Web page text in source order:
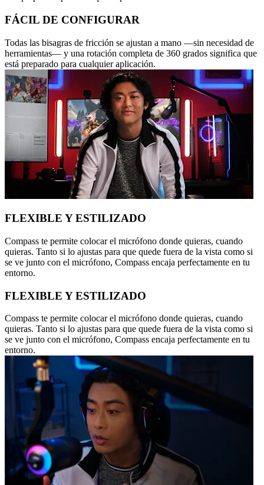
FÁCIL DE CONFIGURAR
Todas las bisagras de fricción se ajustan a mano —sin necesidad de
herramientas— y una rotación completa de 360 grados significa que
está preparado para cualquier aplicación.
FLEXIBLE Y ESTILIZADO
Compass te permite colocar el micrófono donde quieras, cuando
quieras. Tanto si lo ajustas para que quede fuera de la vista como si
se ve junto con el micrófono, Compass encaja perfectamente en tu
entorno.
FLEXIBLE Y ESTILIZADO
Compass te permite colocar el micrófono donde quieras, cuando
quieras. Tanto si lo ajustas para que quede fuera de la vista como si
se ve junto con el micrófono, Compass encaja perfectamente en tu
entorno.